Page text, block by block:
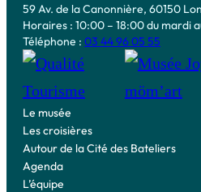
59 Av. de la Canonnière, 60150
Horaires : 10:00 – 18:00 du mardi
Téléphone : 03 44 96 05 55
Le musée
Les croisières
Autour de la Cité des Bateliers
Agenda
L’équipe